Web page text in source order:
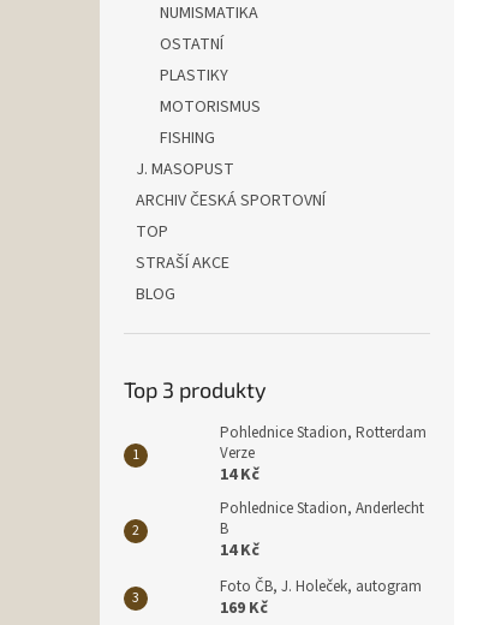
NUMISMATIKA
OSTATNÍ
PLASTIKY
MOTORISMUS
FISHING
J. MASOPUST
ARCHIV ČESKÁ SPORTOVNÍ
TOP
STRAŠÍ AKCE
BLOG
Top 3 produkty
Pohlednice Stadion, Rotterdam
Verze
14 Kč
Pohlednice Stadion, Anderlecht
B
14 Kč
Foto ČB, J. Holeček, autogram
169 Kč